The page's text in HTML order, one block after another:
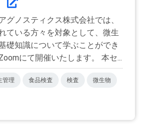
グノスティクス株式会社では、
ている方々を対象として、微生
礎知識について学ぶことができ
にて開催いたします。 本セ...
管理 食品検査 検査 微生物